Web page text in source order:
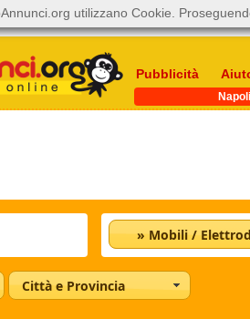
Pubblicità
Napoli
Città e Provincia
utilizzano Cookie.